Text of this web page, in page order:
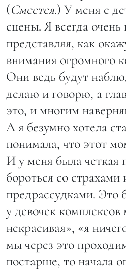
(Смеется.) У меня с
сцены. Я всегда
представляя, как
внимания огромного
Они ведь будут
делаю и говорю, а
это, и многим
А я безумно хотела
понимала, что этот
И у меня была четкая
бороться со страхами
предрассудками. Это
у девочек
некрасивая», «я
мы через это
постарше, то начала